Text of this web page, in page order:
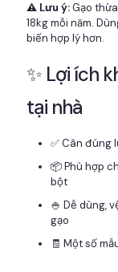
⚠️ Lưu ý:Gạo
18kg mỗi năm.
biến hợp lý hơn.
✨ Lợi ích
tại nhà
✅ Cân đúng
📦 Phù hợp
bột
🍚 Dễ dùng,
gạo
🧾 Một số